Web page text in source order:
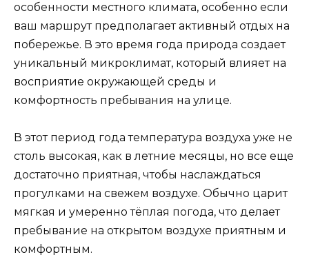
особенности местного климата, особенно если
ваш маршрут предполагает активный отдых на
побережье. В это время года природа создает
уникальный микроклимат, который влияет на
восприятие окружающей среды и
комфортность пребывания на улице.
В этот период года температура воздуха уже не
столь высокая, как в летние месяцы, но все еще
достаточно приятная, чтобы наслаждаться
прогулками на свежем воздухе. Обычно царит
мягкая и умеренно тёплая погода, что делает
пребывание на открытом воздухе приятным и
комфортным.